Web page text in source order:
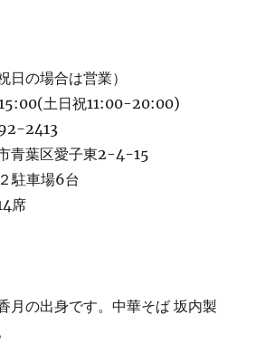
日の場合は営業）
土日祝11:00-20:00)
2413
青葉区愛子東2-4-15
駐車場6台
席
月の出身です。中華そば 坂内製